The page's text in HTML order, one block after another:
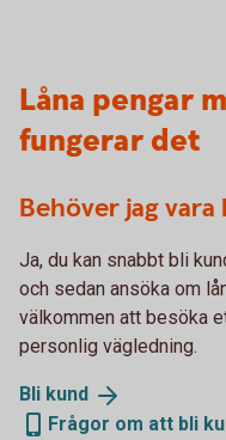
Låna pengar
fungerar det
Behöver jag
Ja, du kan snabbt bli
och sedan ansöka om
välkommen att besöka
personlig vägledning.
Bli kund
Frågor om att bli